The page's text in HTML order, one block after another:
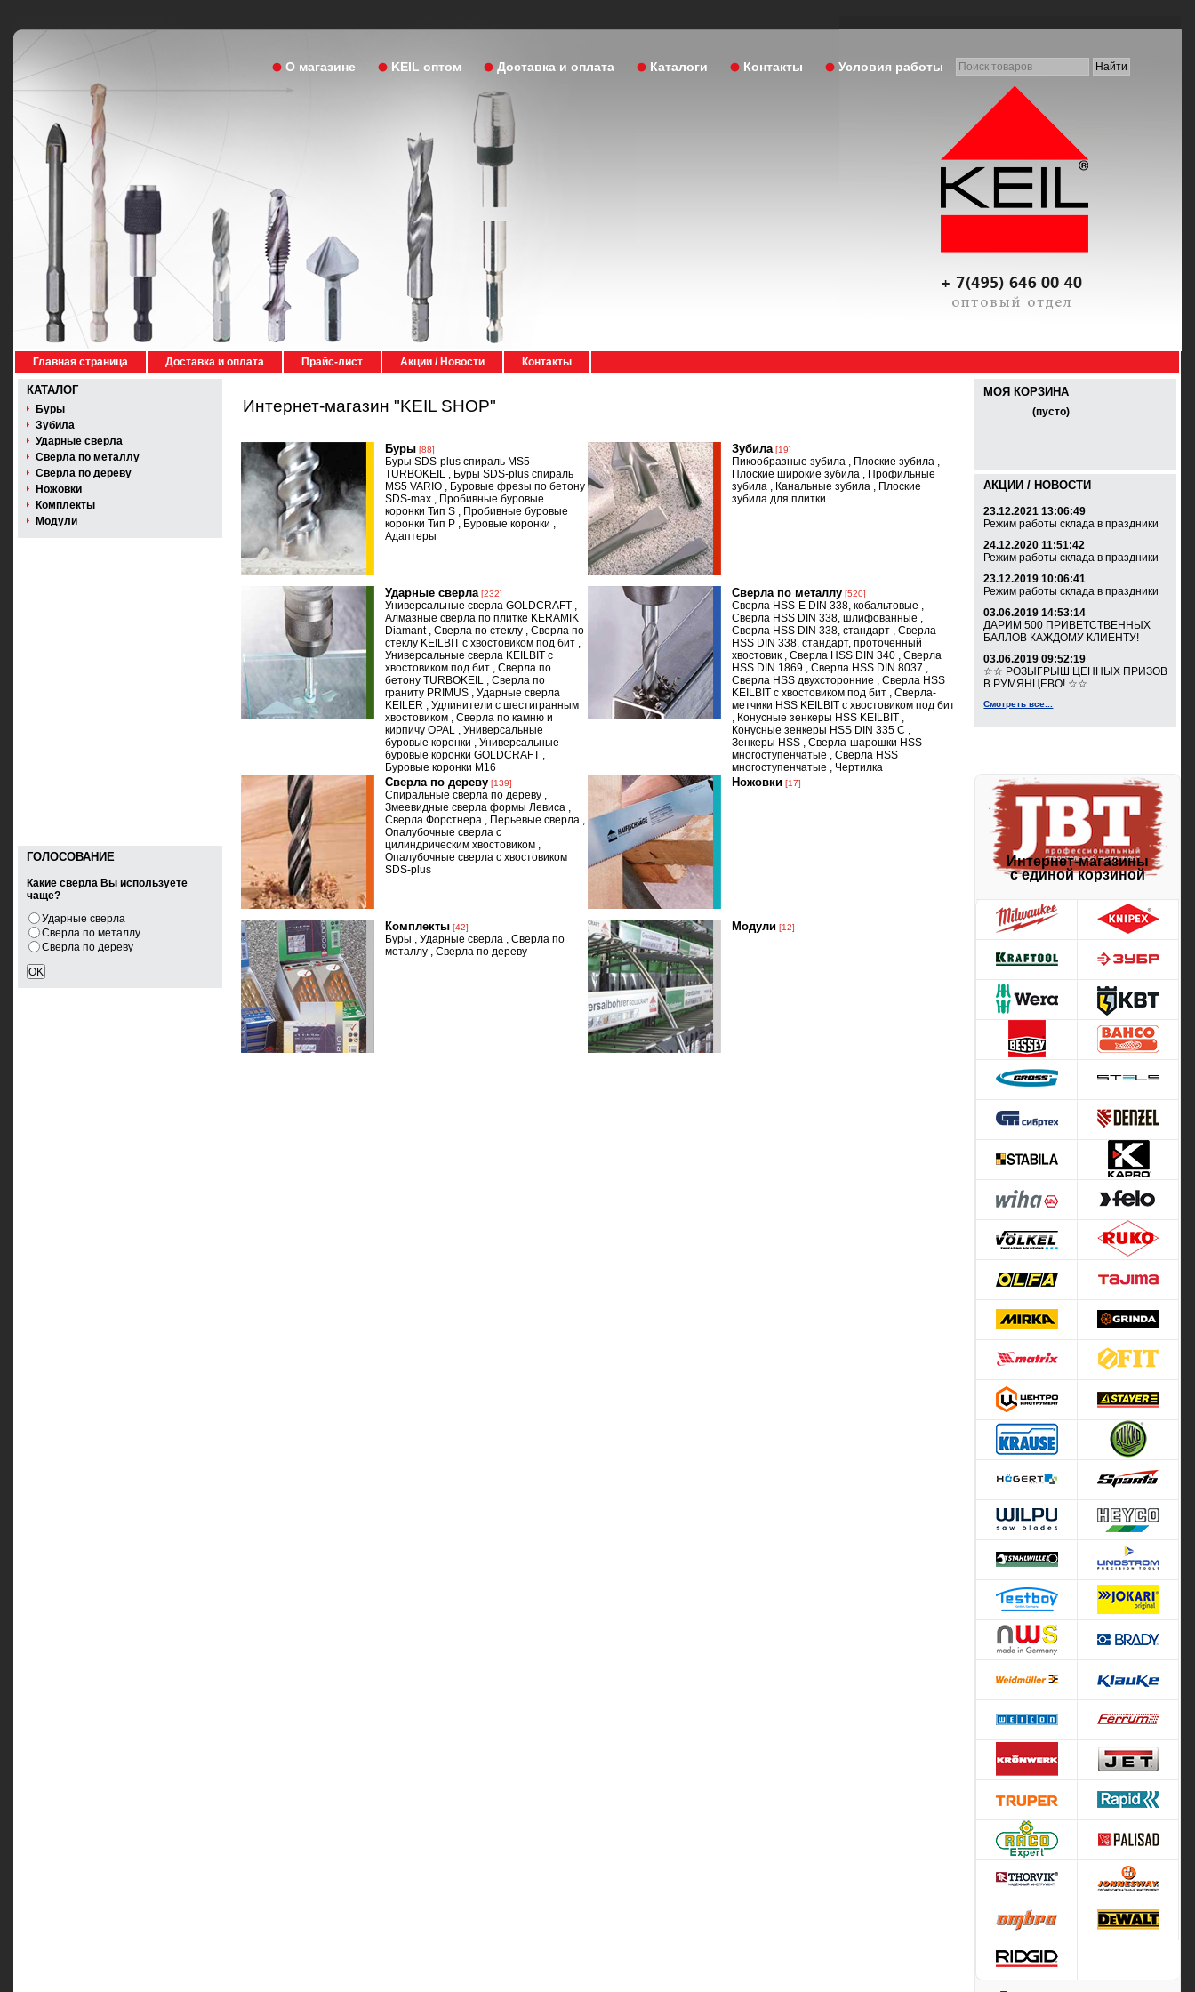
О магазине KEIL оптом Доставка и оплата Каталоги Контакты Условия работы
Главная страница Доставка и оплата Прайс-лист Акции / Новости Контакты
КАТАЛОГ
Буры
Зубила
Ударные сверла
Сверла по металлу
Сверла по дереву
Ножовки
Комплекты
Модули
ГОЛОСОВАНИЕ
Какие сверла Вы используете
чаще?
Ударные сверла
Сверла по металлу
Сверла по дереву
Интернет-магазин "KEIL SHOP"
Буры [88]
Буры SDS-plus спираль MS5
TURBOKEIL , Буры SDS-plus спираль
MS5 VARIO , Буровые фрезы по бетону
SDS-max , Пробивные буровые
коронки Тип S , Пробивные буровые
коронки Тип P , Буровые коронки ,
Адаптеры
Зубила [19]
Пикообразные зубила , Плоские зубила ,
Плоские широкие зубила , Профильные
зубила , Канальные зубила , Плоские
зубила для плитки
Ударные сверла [232]
Универсальные сверла GOLDCRAFT ,
Алмазные сверла по плитке KERAMIK
Diamant,Сверла по стеклу ,Сверла по
стеклу KEILBIT с хвостовиком под бит ,
Универсальные сверла KEILBIT с
хвостовиком под бит ,Сверла по
бетону TURBOKEIL ,Сверла по
граниту PRIMUS ,Ударные сверла
KEILER ,Удлинители с шестигранным
хвостовиком ,Сверла по камню и
кирпичу OPAL ,Универсальные
буровые коронки ,Универсальные
буровые коронки GOLDCRAFT ,
Буровые коронки M16
Сверла по металлу [520]
Сверла HSS-E DIN 338, кобальтовые ,
Сверла HSS DIN 338, шлифованные ,
Сверла HSS DIN 338, стандарт ,Сверла
HSS DIN 338, стандарт, проточенный
хвостовик ,Сверла HSS DIN 340 ,Сверла
HSS DIN 1869 ,Сверла HSS DIN 8037 ,
Сверла HSS двухсторонние ,Сверла HSS
KEILBIT с хвостовиком под бит ,Сверла-
метчики HSS KEILBIT с хвостовиком под бит
, Конусные зенкеры HSS KEILBIT ,
Конусные зенкеры HSS DIN 335 C ,
Зенкеры HSS ,Сверла-шарошки HSS
многоступенчатые ,Сверла HSS
многоступенчатые , Чертилка
Сверла по дереву [139]
Спиральные сверла по дереву ,
Змеевидные сверла формы Левиса ,
Сверла Форстнера , Перьевые сверла ,
Опалубочные сверла с
цилиндрическим хвостовиком ,
Опалубочные сверла с хвостовиком
SDS-plus
Ножовки [17]
Комплекты [42]
Буры ,Ударные сверла ,Сверла по
металлу ,Сверла по дереву
Модули [12]
МОЯ КОРЗИНА
(пусто)
АКЦИИ / НОВОСТИ
23.12.2021 13:06:49
Режим работы склада в праздники
24.12.2020 11:51:42
Режим работы склада в праздники
23.12.2019 10:06:41
Режим работы склада в праздники
03.06.2019 14:53:14
ДАРИМ 500 ПРИВЕТСТВЕННЫХ
БАЛЛОВ КАЖДОМУ КЛИЕНТУ!
03.06.2019 09:52:19
☆☆ РОЗЫГРЫШ ЦЕННЫХ ПРИЗОВ
В РУМЯНЦЕВО! ☆☆
Смотреть все...
Интернет-магазины
с единой корзиной